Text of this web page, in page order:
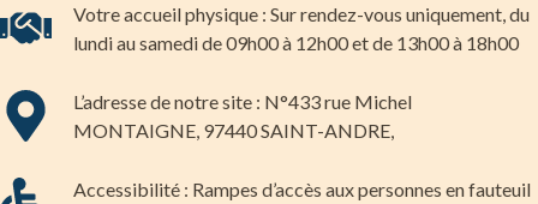
Votre accueil physique : Sur rendez-vous uniquement, du
lundi au samedi de 09h00 à 12h00 et de 13h00 à 18h00
L’adresse de notre site : N°433 rue Michel
MONTAIGNE, 97440 SAINT-ANDRE,
Accessibilité : Rampes d’accès aux personnes en fauteuil